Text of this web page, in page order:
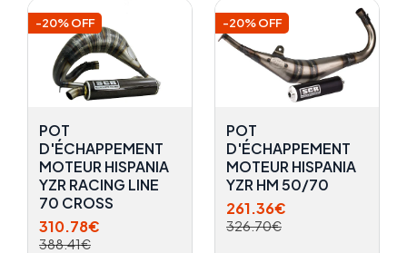
-20% OFF
POT
D'ÉCHAPPEMENT
MOTEUR HISPANIA
YZR RACING LINE
70 CROSS
310.78€
388.41€
-20% OFF
POT
D'ÉCHAPPEMENT
MOTEUR HISPANIA
YZR HM 50/70
261.36€
326.70€